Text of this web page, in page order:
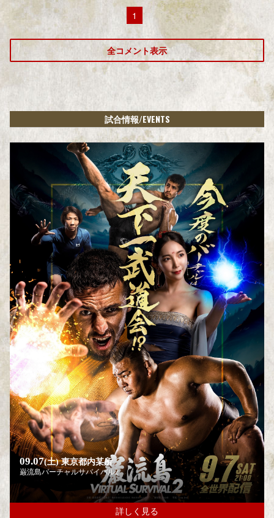
1
全コメント表示
試合情報/EVENTS
09.07(土)東京都内某所
巌流島バーチャルサバイバル2
詳しく見る